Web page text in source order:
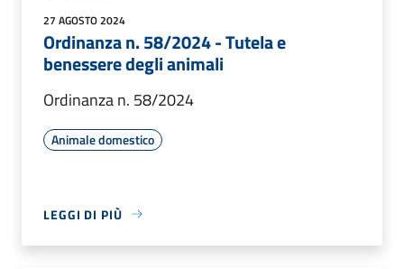
27 AGOSTO 2024
Ordinanza n. 58/2024 - Tutela e
benessere degli animali
Ordinanza n. 58/2024
Animale domestico
LEGGI DI PIÙ